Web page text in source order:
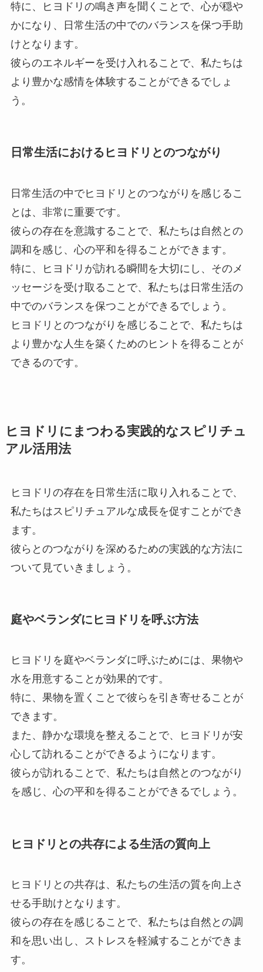
特に、ヒヨドリの鳴き声を聞くことで、心が穏や
かになり、日常生活の中でのバランスを保つ手助
けとなります。
彼らのエネルギーを受け入れることで、私たちは
より豊かな感情を体験することができるでしょ
う。
日常生活におけるヒヨドリとのつながり
日常生活の中でヒヨドリとのつながりを感じるこ
とは、非常に重要です。
彼らの存在を意識することで、私たちは自然との
調和を感じ、心の平和を得ることができます。
特に、ヒヨドリが訪れる瞬間を大切にし、そのメ
ッセージを受け取ることで、私たちは日常生活の
中でのバランスを保つことができるでしょう。
ヒヨドリとのつながりを感じることで、私たちは
より豊かな人生を築くためのヒントを得ることが
できるのです。
ヒヨドリにまつわる実践的なスピリチュ
アル活用法
ヒヨドリの存在を日常生活に取り入れることで、
私たちはスピリチュアルな成長を促すことができ
ます。
彼らとのつながりを深めるための実践的な方法に
ついて見ていきましょう。
庭やベランダにヒヨドリを呼ぶ方法
ヒヨドリを庭やベランダに呼ぶためには、果物や
水を用意することが効果的です。
特に、果物を置くことで彼らを引き寄せることが
できます。
また、静かな環境を整えることで、ヒヨドリが安
心して訪れることができるようになります。
彼らが訪れることで、私たちは自然とのつながり
を感じ、心の平和を得ることができるでしょう。
ヒヨドリとの共存による生活の質向上
ヒヨドリとの共存は、私たちの生活の質を向上さ
せる手助けとなります。
彼らの存在を感じることで、私たちは自然との調
和を思い出し、ストレスを軽減することができま
す。